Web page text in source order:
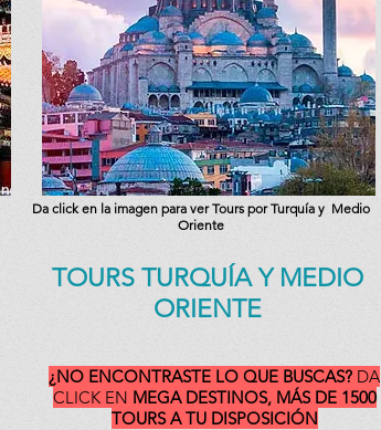
Da click en la imagen para ver Tours por Turquía y Medio
Oriente
TOURS TURQUÍA Y MEDIO
ORIENTE
¿NO ENCONTRASTE LO QUE BUSCAS? DA
CLICK EN MEGA DESTINOS, MÁSDE 1500
TOURS A TU DISPOSICIÓN